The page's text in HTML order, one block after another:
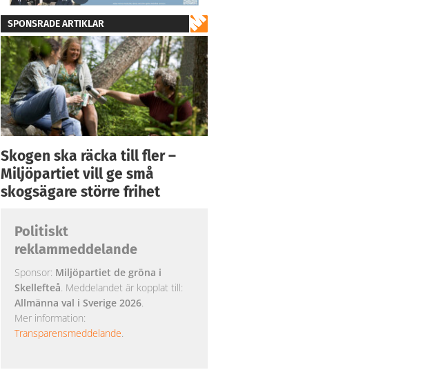
SPONSRADE ARTIKLAR
Skogen ska räcka till fler –
Miljöpartiet vill ge små
skogsägare större frihet
Politiskt
reklammeddelande
Sponsor: Miljöpartiet de gröna i
Skellefteå. Meddelandet är kopplat till:
Allmänna val i Sverige 2026.
Mer information:
Transparensmeddelande.